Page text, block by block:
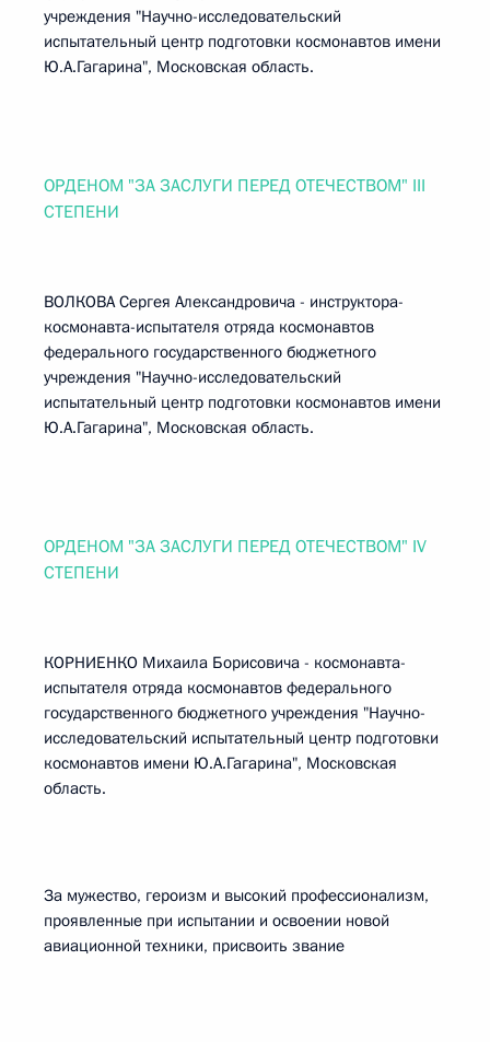
учреждения "Научно-исследовательский
испытательный центр подготовки космонавтов имени
Ю.А.Гагарина", Московская область.
ОРДЕНОМ "ЗА ЗАСЛУГИ ПЕРЕД ОТЕЧЕСТВОМ" III
СТЕПЕНИ
ВОЛКОВА Сергея Александровича - инструктора-
космонавта-испытателя отряда космонавтов
федерального государственного бюджетного
учреждения "Научно-исследовательский
испытательный центр подготовки космонавтов имени
Ю.А.Гагарина", Московская область.
ОРДЕНОМ "ЗА ЗАСЛУГИ ПЕРЕД ОТЕЧЕСТВОМ" IV
СТЕПЕНИ
КОРНИЕНКО Михаила Борисовича - космонавта-
испытателя отряда космонавтов федерального
государственного бюджетного учреждения "Научно-
исследовательский испытательный центр подготовки
космонавтов имени Ю.А.Гагарина", Московская
область.
За мужество, героизм и высокий профессионализм,
проявленные при испытании и освоении новой
авиационной техники, присвоить звание